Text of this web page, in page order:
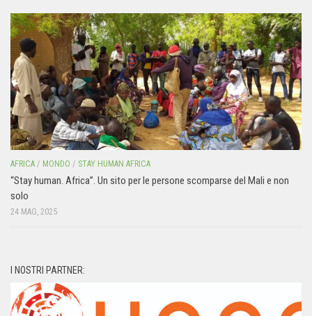
AFRICA / MONDO / STAY HUMAN AFRICA
“Stay human. Africa”. Un sito per le persone scomparse del Mali e non
solo
24 MAG, 2025
I NOSTRI PARTNER: